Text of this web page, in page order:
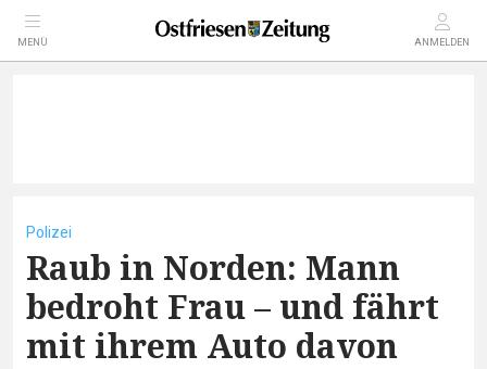
MENÜ ANMELDEN
Polizei
Raub in Norden: Mann
bedroht Frau – und fährt
mit ihrem Auto davon